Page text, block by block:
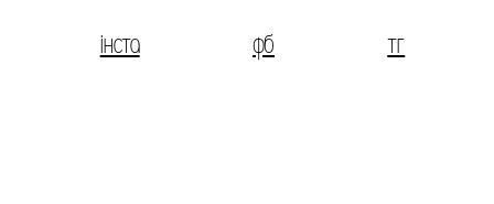
інста фб тг